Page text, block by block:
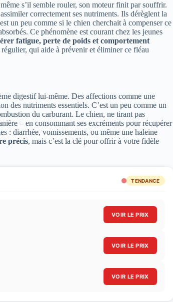
s’il semble rouler, son moteur finit par souffrir.
correctement ses nutriments. Ils dérèglent la
un peu comme si le chien cherchait à compenser ce
Ce phénomène est courant chez les jeunes
fatigue, perte de poids et comportement
qui aide à prévenir et éliminer ce fléau
digestif lui-même. Des affections comme une
des nutriments essentiels. C’est un peu comme un
du carburant. Le chien, ne tirant pas
– en consommant ses excréments pour récupérer
: diarrhée, vomissements, ou même une haleine
précis, mais c’est la clé pour offrir à votre fidèle
TENDANCE
VOIR LE PRIX
VOIR LE PRIX
VOIR LE PRIX